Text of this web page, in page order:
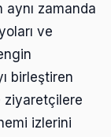
aynı zamanda
ve
birleştiren
ziyaretçilere
izlerini